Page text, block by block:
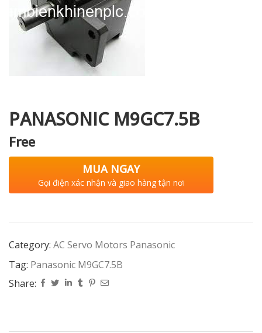
PANASONIC M9GC7.5B
Free
MUA NGAY
Gọi điện xác nhận và giao hàng tận nơi
Category: AC Servo Motors Panasonic
Tag: Panasonic M9GC7.5B
Share: